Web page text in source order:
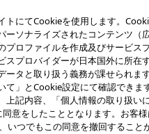
トにてCookieを使用します。
ーソナライズされたコンテンツ（
プロファイルを作成及びサービス
スプロバイダーが日本国外に所在
ータと取り扱う義務が課せられま
て」とCookie設定にて確認できま
上記内容、「個人情報の取り扱い
意をしたこととなります。お客
つでもこの同意を撤回すること